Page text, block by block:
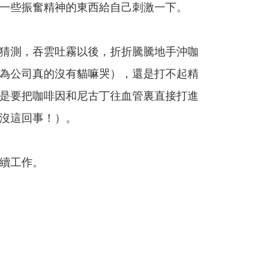
些振奮精神的東西給自己刺激一下。
測，吞雲吐霧以後，折折騰騰地手沖咖
公司真的沒有貓嘛哭），還是打不起精
要把咖啡因和尼古丁往血管裏直接打進
這回事！）。
工作。